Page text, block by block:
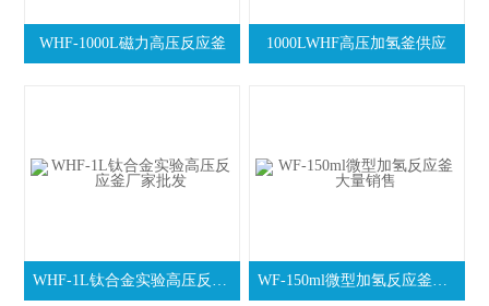
WHF-1000L磁力高压反应釜 1000LWHF高压加氢釜供应
WHF-1L钛合金实验高压反应釜厂家批发 WF-150ml微型加氢反应釜大量销售